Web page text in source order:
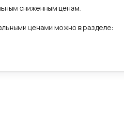
сниженным ценам.
ценами можно в разделе: